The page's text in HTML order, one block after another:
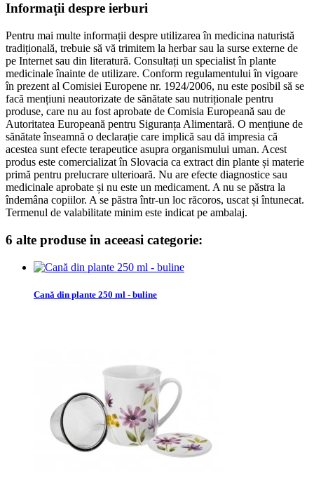
Informații despre ierburi
Pentru mai multe informații despre utilizarea în medicina naturistă
tradițională, trebuie să vă trimitem la herbar sau la surse externe de
pe Internet sau din literatură. Consultați un specialist în plante
medicinale înainte de utilizare. Conform regulamentului în vigoare
în prezent al Comisiei Europene nr. 1924/2006, nu este posibil să se
facă mențiuni neautorizate de sănătate sau nutriționale pentru
produse, care nu au fost aprobate de Comisia Europeană sau de
Autoritatea Europeană pentru Siguranța Alimentară. O mențiune de
sănătate înseamnă o declarație care implică sau dă impresia că
acestea sunt efecte terapeutice asupra organismului uman. Acest
produs este comercializat în Slovacia ca extract din plante și materie
primă pentru prelucrare ulterioară. Nu are efecte diagnostice sau
medicinale aprobate și nu este un medicament. A nu se păstra la
îndemâna copiilor. A se păstra într-un loc răcoros, uscat și întunecat.
Termenul de valabilitate minim este indicat pe ambalaj.
6 alte produse in aceeasi categorie:
Cană din plante 250 ml - buline